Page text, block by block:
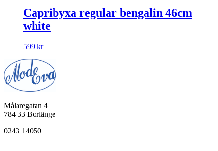
Capribyxa regular bengalin 46cm
white
599 kr
Målaregatan 4
784 33 Borlänge
0243-14050